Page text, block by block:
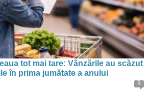
tot mai tare: Vânzările au scăzut
în prima jumătate a anului
1